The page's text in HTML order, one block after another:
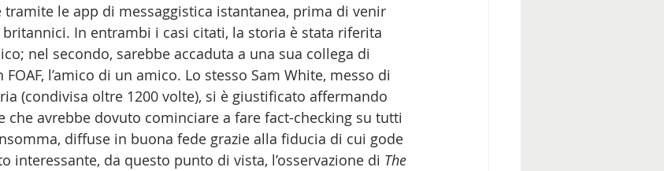
le app di messaggistica istantanea, prima di venir
In entrambi i casi citati, la storia è stata riferita
nel secondo, sarebbe accaduta a una sua collega di
l’amico di un amico. Lo stesso Sam White, messo di
(condivisa oltre 1200 volte), si è giustificato affermando
che avrebbe dovuto cominciare a fare fact-checking su tutti
diffuse in buona fede grazie alla fiducia di cui gode
interessante, da questo punto di vista, l’osservazione di The